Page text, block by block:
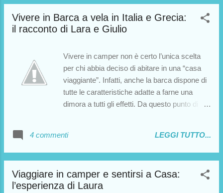
rendere l’articolo fruibile anche ai meno
esperti. Esperienze come quella di Flavio
davvero raggiungere un risultato, non ci sono
limiti che tengano. Buona lettura.
Vivere in Barca a vela in Italia e Grecia:
il racconto di Lara e Giulio
Vivere in camper non è certo l’unica scelta
per chi abbia deciso di abitare in una “casa
viaggiante”. Infatti, anche la barca dispone di
tutte le caratteristiche adatte a farne una
dimora a tutti gli effetti. Da questo punto di
permettono di viaggiare in piena autonomia, e
di trascorrere a bordo periodi più o meno
oggi l’esperienza di Lara e Giulio: due
viaggiatori che vivono ormai da diverso
4 commenti LEGGI TUTTO...
Viaggiare in camper e sentirsi a Casa:
l’esperienza di Laura